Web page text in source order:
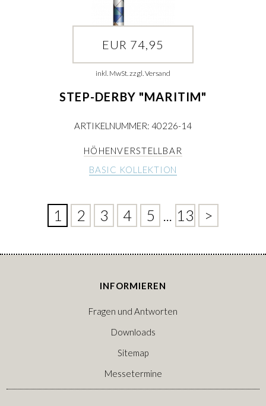
EUR 74,95
inkl. MwSt. zzgl. Versand
STEP-DERBY "MARITIM"
ARTIKELNUMMER: 40226-14
HÖHENVERSTELLBAR
BASIC KOLLEKTION
1 2 3 4 5 ... 13 >
INFORMIEREN
Fragen und Antworten
Downloads
Sitemap
Messetermine